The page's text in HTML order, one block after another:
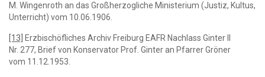
M. Wingenroth an das Großherzogliche Ministerium (Justiz, Kultus,
Unterricht) vom 10.06.1906.
[13]
Erzbischöfliches Archiv Freiburg EAFR Nachlass Ginter II
Nr. 277, Brief von Konservator Prof. Ginter an Pfarrer Gröner
vom 11.12.1953.